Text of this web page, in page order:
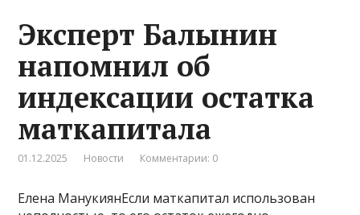
Эксперт Балынин
напомнил об
индексации остатка
маткапитала
01.12.2025 Новости Комментарии: 0
Елена МанукиянЕсли маткапитал использован